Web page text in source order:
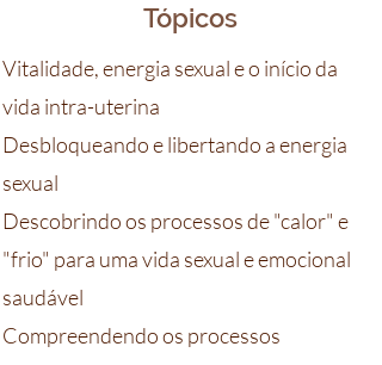
Tópicos
Vitalidade, energia sexual e o início da
vida intra-uterina
Desbloqueando e libertando a energia
sexual
Descobrindo os processos de "calor" e
"frio" para uma vida sexual e emocional
saudável
Compreendendo os processos